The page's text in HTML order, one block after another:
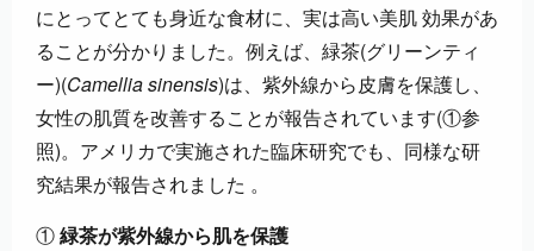
にとってとても身近な食材に、実は高い美肌 効果があ
ることが分かりました。例えば、緑茶(グリーンティ
ー)(Camellia sinensis)は、紫外線から皮膚を保護し、
女性の肌質を改善することが報告されています(①参
照)。アメリカで実施された臨床研究でも、同様な研
究結果が報告されました 。
① 緑茶が紫外線から肌を保護